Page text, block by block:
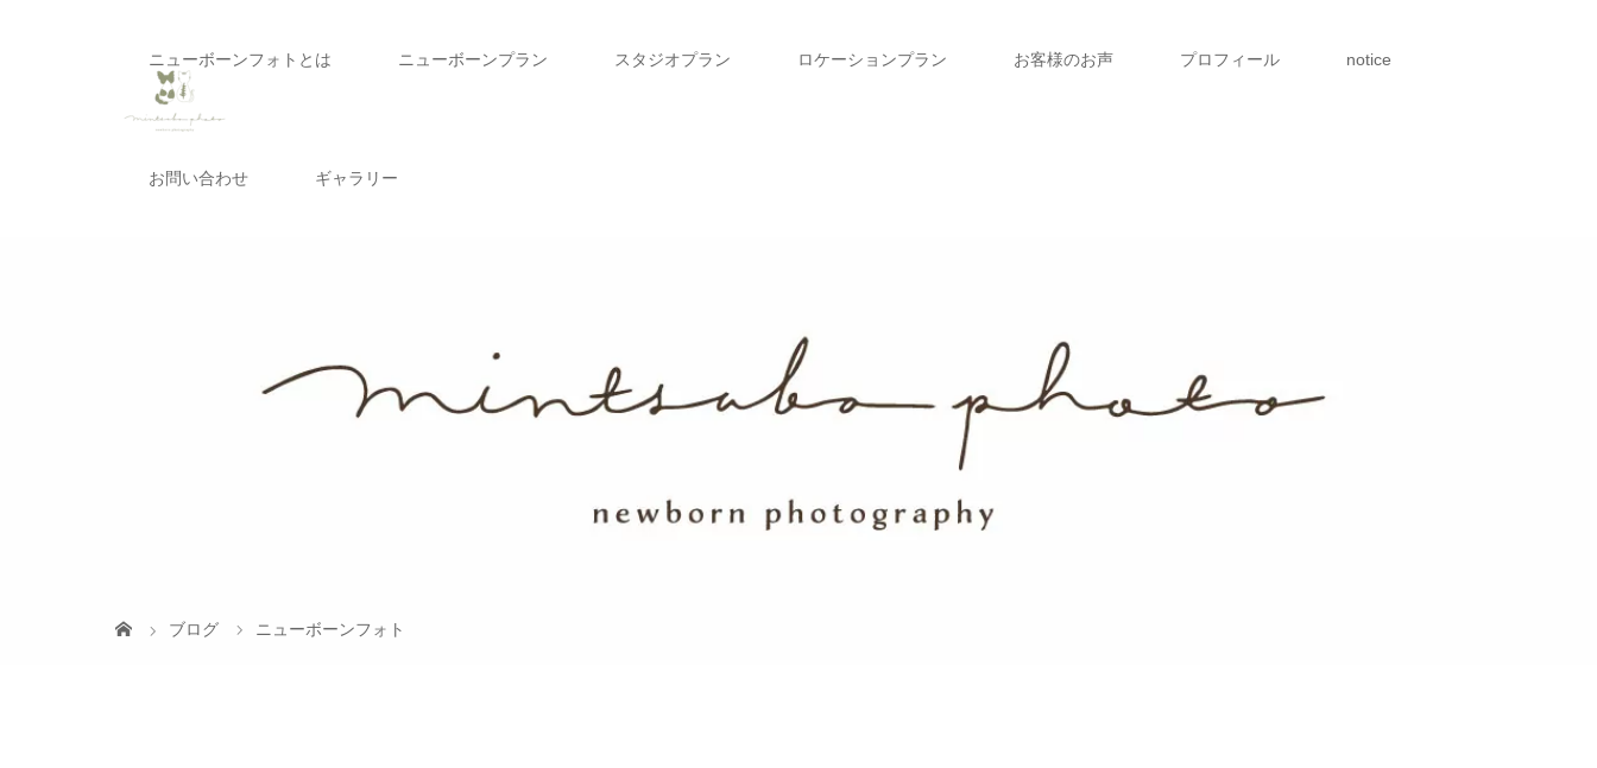
ニューボーンフォトとは ニューボーンプラン スタジオプラン ロケーションプラン お客様のお声 プロフィール notice
お問い合わせ ギャラリー
ブログ ニューボーンフォト